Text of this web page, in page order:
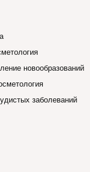
новообразований
заболеваний